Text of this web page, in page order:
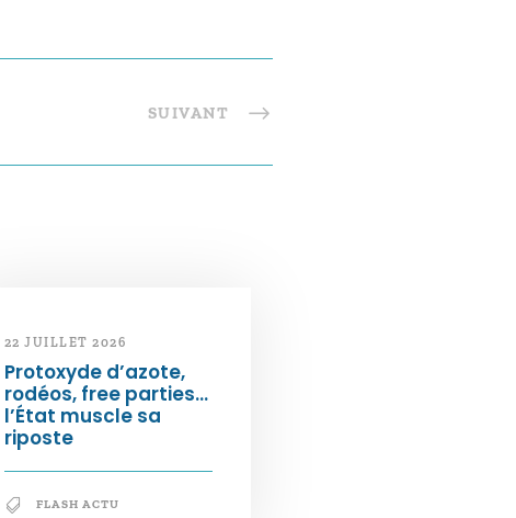
SUIVANT
22 JUILLET 2026
Protoxyde d’azote,
rodéos, free parties…
l’État muscle sa
riposte
FLASH ACTU